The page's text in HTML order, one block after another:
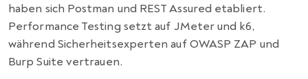
haben sich Postman und REST Assured etabliert.
Performance Testing setzt auf JMeter und k6,
während Sicherheitsexperten auf OWASP ZAP und
Burp Suite vertrauen.